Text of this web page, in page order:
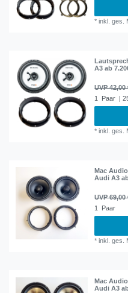
*inkl. ges.
A3 ab
UVP 42,00
1 Paar |
*inkl. ges.
Mac
Audi A3
UVP 69,00
1 Paar
*inkl. ges.
Mac
Audi A3